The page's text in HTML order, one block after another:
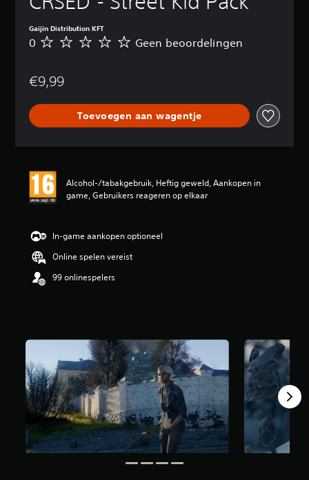
Gaijin Distribution KFT
G
n
e
o
n
e
n
0 Geen beoordelingen
€9,99
Toevoegen aan wagentje
Alcohol-/tabakgebruik, Heftig geweld, Aankopen in
game, Gebruikers reageren op elkaar
In-game aankopen optioneel
Online spelen vereist
99 onlinespelers